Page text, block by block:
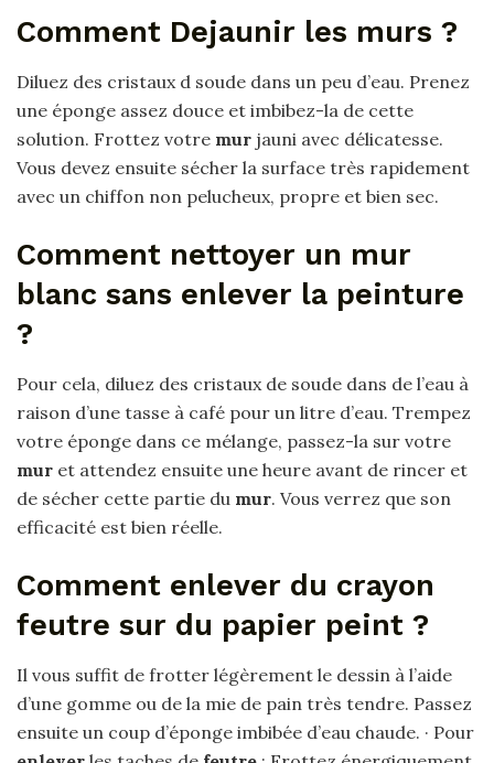
Comment Dejaunir les murs ?
Diluez des cristaux d soude dans un peu d’eau. Prenez
une éponge assez douce et imbibez-la de cette
solution. Frottez votre mur jauni avec délicatesse.
Vous devez ensuite sécher la surface très rapidement
avec un chiffon non pelucheux, propre et bien sec.
Comment nettoyer un mur
blanc sans enlever la peinture
?
Pour cela, diluez des cristaux de soude dans de l’eau à
raison d’une tasse à café pour un litre d’eau. Trempez
votre éponge dans ce mélange, passez-la sur votre
mur et attendez ensuite une heure avant de rincer et
de sécher cette partie du mur. Vous verrez que son
efficacité est bien réelle.
Comment enlever du crayon
feutre sur du papier peint ?
Il vous suffit de frotter légèrement le dessin à l’aide
d’une gomme ou de la mie de pain très tendre. Passez
ensuite un coup d’éponge imbibée d’eau chaude. · Pour